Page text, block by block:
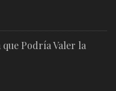
Podría Valer la